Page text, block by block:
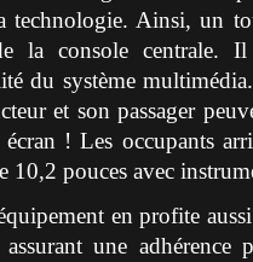
technologie. Ainsi, un
la console centrale.
du système
et son passager
! Les occupants
10,2 pouces avec
en profite
une adhérence